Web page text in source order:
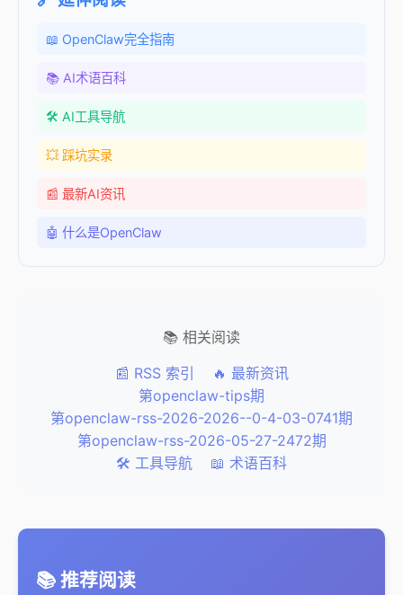
📖 OpenClaw完全指南
📚 AI术语百科
🛠️ AI工具导航
💥 踩坑实录
📰 最新AI资讯
🤖 什么是OpenClaw
📚 相关阅读
📰 RSS 索引
🔥 最新资讯
第openclaw-tips期
第openclaw-rss-2026-2026--0-4-03-0741期
第openclaw-rss-2026-05-27-2472期
🛠️ 工具导航
📖 术语百科
📚 推荐阅读